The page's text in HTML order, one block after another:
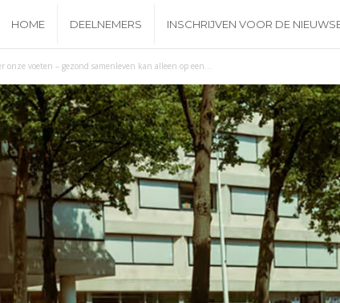
HOME DEELNEMERS INSCHRIJVEN VOOR DE
onze voeten – gezond samenleven kan alleen op een...